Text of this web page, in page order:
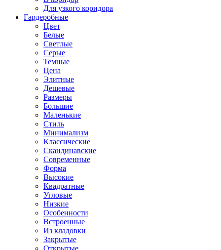
Для узкого коридора
Гардеробные
Цвет
Белые
Светлые
Серые
Темные
Цена
Элитные
Дешевые
Размеры
Большие
Маленькие
Стиль
Минимализм
Классические
Скандинавские
Современные
Форма
Высокие
Квадратные
Угловые
Низкие
Особенности
Встроенные
Из кладовки
Закрытые
Открытые